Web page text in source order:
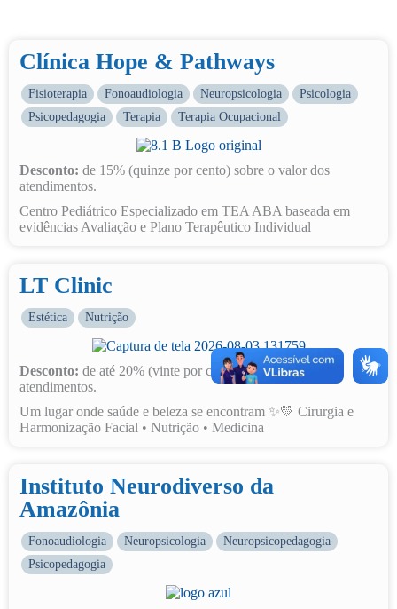
Clínica Hope & Pathways
Fisioterapia Fonoaudiologia Neuropsicologia
Psicologia
Psicopedagogia
Terapia Terapia Ocupacional
Desconto: de 15% (quinze por cento) sobre o valor dos
atendimentos.
Centro Pediátrico Especializado em TEA ABA baseada em
evidências Avaliação e Plano Terapêutico Individual
LT Clinic
Estética Nutrição
Desconto: de até 20% (vinte por cento) sobre o valor dos
atendimentos.
Um lugar onde saúde e beleza se encontram ✨💛 Cirurgia e
Harmonização Facial • Nutrição • Medicina
Instituto Neurodiverso da
Amazônia
Fonoaudiologia Neuropsicologia
Neuropsicopedagogia
Psicopedagogia